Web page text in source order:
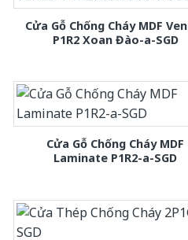
Cửa Gỗ Chống Cháy MDF
P1R2 Xoan Đào-a-SGD
Cửa Gỗ Chống Cháy MDF
Laminate P1R2-a-SGD